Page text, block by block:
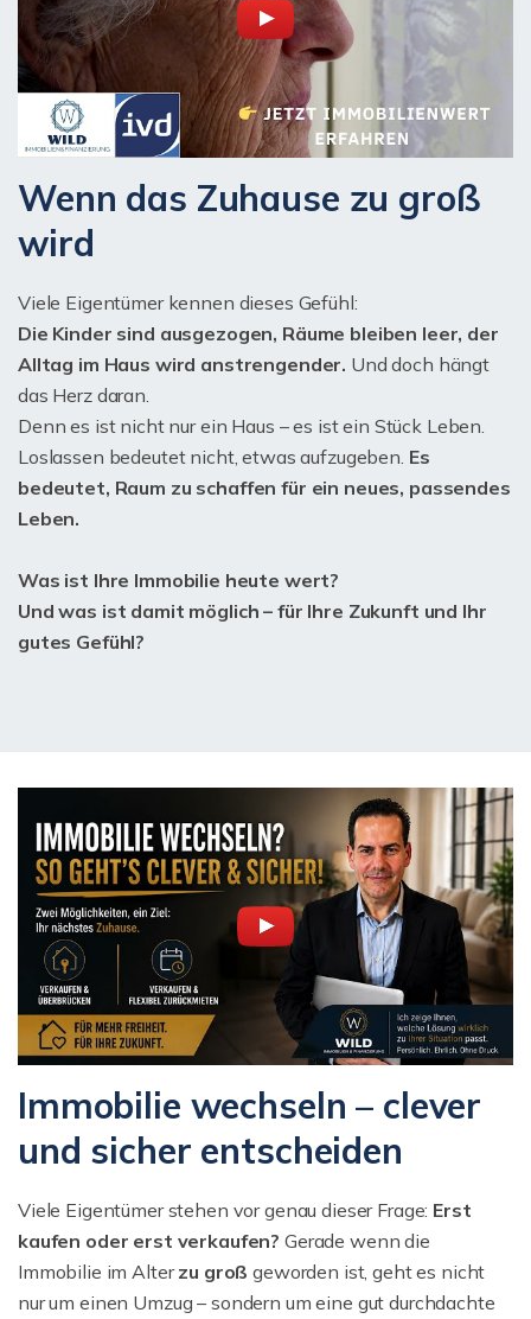
Wenn das Zuhause zu groß
wird
Viele Eigentümer kennen dieses Gefühl:
Die Kinder sind ausgezogen, Räume bleiben leer, der
Alltag im Haus wird anstrengender. Und doch hängt
das Herz daran.
Denn es ist nicht nur ein Haus – es ist ein Stück Leben.
Loslassen bedeutet nicht, etwas aufzugeben. Es
bedeutet, Raum zu schaffen für ein neues, passendes
Leben.
Was ist Ihre Immobilie heute wert?
Und was ist damit möglich – für Ihre Zukunft und Ihr
gutes Gefühl?
Immobilie wechseln – clever
und sicher entscheiden
Viele Eigentümer stehen vor genau dieser Frage: Erst
kaufen oder erst verkaufen? Gerade wenn die
Immobilie im Alterzu groß geworden ist, geht es nicht
nur um einen Umzug – sondern um eine gut durchdachte